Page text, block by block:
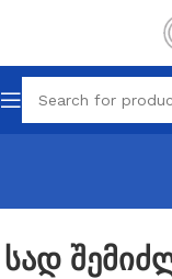
სად